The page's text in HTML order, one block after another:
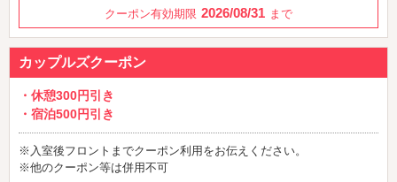
クーポン有効期限 2026/08/31 まで
カップルズクーポン
・休憩300円引き
・宿泊500円引き
※入室後フロントまでクーポン利用をお伝えください。
※他のクーポン等は併用不可